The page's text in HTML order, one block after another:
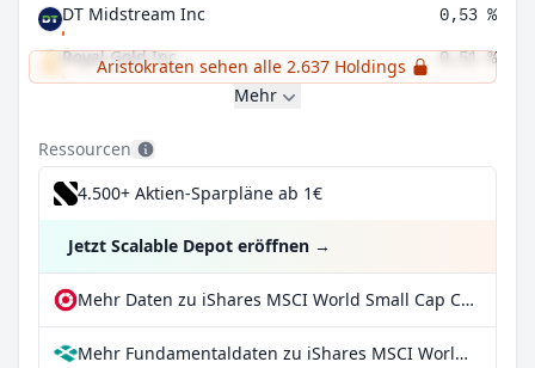
DT Midstream Inc 0,53 %
Royal Gold Inc 0,51 %
Aristokraten sehen alle 2.637 Holdings
Mehr
Ressourcen
4.500+ Aktien-Sparpläne ab 1€
Jetzt Scalable Depot eröffnen →
Mehr Daten zu iShares MSCI World Small Cap CTB Enhanced ESG UCITS ETF USD Acc bei extraETF
Mehr Fundamentaldaten zu iShares MSCI World Small Cap CTB Enhanced ESG UCITS ETF USD Acc bei Parqet